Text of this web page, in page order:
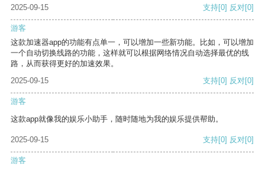
2025-09-15 支持[0] 反对[0]
游客
这款加速器app的功能有点单一，可以增加一些新功能。比如，可以增加
一个自动切换线路的功能，这样就可以根据网络情况自动选择最优的线
路，从而获得更好的加速效果。
2025-09-15
支持[0] 反对[0]
游客
这款app就像我的娱乐小助手，随时随地为我的娱乐提供帮助。
2025-09-15 支持[0] 反对[0]
游客